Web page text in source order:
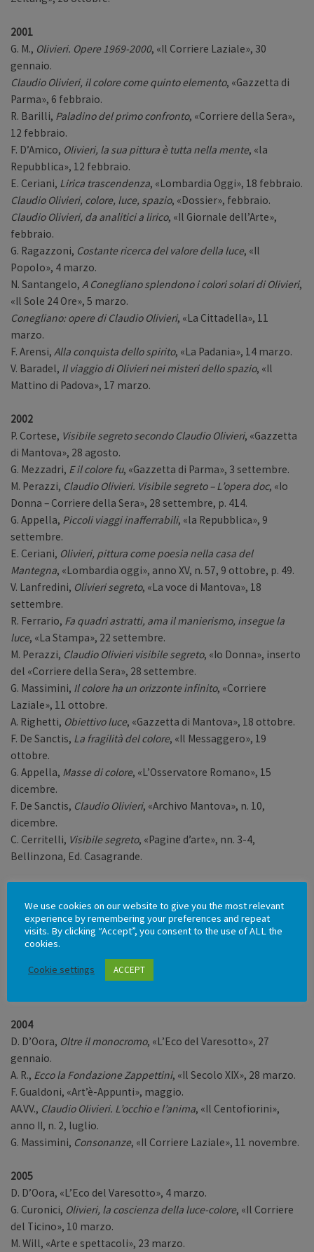
2001
G. M., Olivieri. Opere 1969-2000, «Il Corriere Laziale», 30
gennaio.
Claudio Olivieri, il colore come quinto elemento, «Gazzetta di
Parma», 6 febbraio.
R. Barilli, Paladino del primo confronto, «Corriere della Sera»,
12 febbraio.
F. D’Amico, Olivieri, la sua pittura è tutta nella mente, «la
Repubblica», 12 febbraio.
E. Ceriani, Lirica trascendenza, «Lombardia Oggi», 18 febbraio.
Claudio Olivieri, colore, luce, spazio, «Dossier», febbraio.
Claudio Olivieri, da analitici a lirico, «Il Giornale dell’Arte»,
febbraio.
G. Ragazzoni, Costante ricerca del valore della luce, «Il
Popolo», 4 marzo.
N. Santangelo, A Conegliano splendono i colori solari di Olivieri,
«Il Sole 24 Ore», 5 marzo.
Conegliano: opere di Claudio Olivieri, «La Cittadella», 11
marzo.
F. Arensi, Alla conquista dello spirito, «La Padania», 14 marzo.
V. Baradel, Il viaggio di Olivieri nei misteri dello spazio, «Il
Mattino di Padova», 17 marzo.
2002
P. Cortese, Visibile segreto secondo Claudio Olivieri, «Gazzetta
di Mantova», 28 agosto.
G. Mezzadri, E il colore fu, «Gazzetta di Parma», 3 settembre.
M. Perazzi, Claudio Olivieri. Visibile segreto – L’opera doc, «Io
Donna – Corriere della Sera», 28 settembre, p. 414.
G. Appella, Piccoli viaggi inafferrabili, «la Repubblica», 9
settembre.
E. Ceriani, Olivieri, pittura come poesia nella casa del
Mantegna, «Lombardia oggi», anno XV, n. 57, 9 ottobre, p. 49.
V. Lanfredini, Olivieri segreto, «La voce di Mantova», 18
settembre.
R. Ferrario, Fa quadri astratti, ama il manierismo, insegue la
luce, «La Stampa», 22 settembre.
M. Perazzi, Claudio Olivieri visibile segreto, «Io Donna», inserto
del «Corriere della Sera», 28 settembre.
G. Massimini, Il colore ha un orizzonte infinito, «Corriere
Laziale», 11 ottobre.
A. Righetti, Obiettivo luce, «Gazzetta di Mantova», 18 ottobre.
F. De Sanctis, La fragilità del colore, «Il Messaggero», 19
ottobre.
G. Appella, Masse di colore, «L’Osservatore Romano», 15
dicembre.
F. De Sanctis, Claudio Olivieri, «Archivo Mantova», n. 10,
dicembre.
C. Cerritelli, Visibile segreto, «Pagine d’arte», nn. 3-4,
Bellinzona, Ed. Casagrande.
Claudio Olivieri,Rocca Paolina, Perugia , «la Repubblica», 8
marzo.
G. Massimini,
Nel corpo del colore
Mostre in Italia. Claudio Olivieri, Rocca Paolina
2004
D. D’Oora, Oltre il monocromo, «L’Eco del Varesotto», 27
gennaio.
A. R., Ecco la Fondazione Zappettini, «Il Secolo XIX», 28 marzo.
F. Gualdoni, «Art’è-Appunti», maggio.
AA.VV., Claudio Olivieri. L’occhio e l’anima, «Il Centofiorini»,
anno II, n. 2, luglio.
G. Massimini, Consonanze, «Il Corriere Laziale», 11 novembre.
2005
D. D’Oora, «L’Eco del Varesotto», 4 marzo.
G. Curonici, Olivieri, la coscienza della luce-colore, «Il Corriere
del Ticino», 10 marzo.
M. Will, «Arte e spettacoli», 23 marzo.
We use cookies on our website to give you the most relevant
experience by remembering your preferences and repeat
visits. By clicking “Accept”, you consent to the use of ALL the
cookies.
Cookie settings ACCEPT